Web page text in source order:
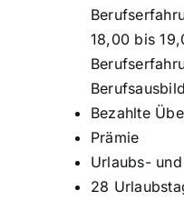
18,00 bis
Bezahlte
Prämie
Urlaubs-
28